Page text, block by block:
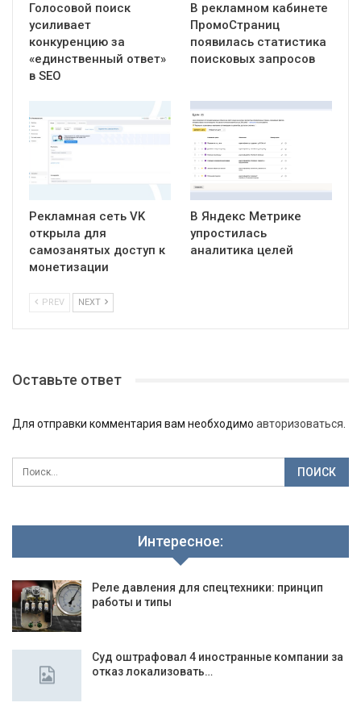
Голосовой поиск
усиливает
конкуренцию за
«единственный ответ»
в SEO
В рекламном кабинете
ПромоСтраниц
появилась статистика
поисковых запросов
Рекламная сеть VK
открыла для
самозанятых доступ к
монетизации
В Яндекс Метрике
упростилась
аналитика целей
PREV NEXT
Оставьте ответ
Для отправки комментария вам необходимо авторизоваться.
Интересное:
Реле давления для спецтехники: принцип
работы и типы
Суд оштрафовал 4 иностранные компании за
отказ локализовать…